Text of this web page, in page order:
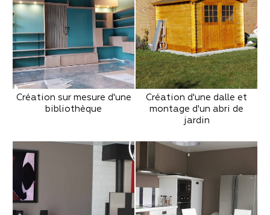
Création sur mesure d'une
bibliothèque
Création d'une dalle et
montage d'un abri de
jardin